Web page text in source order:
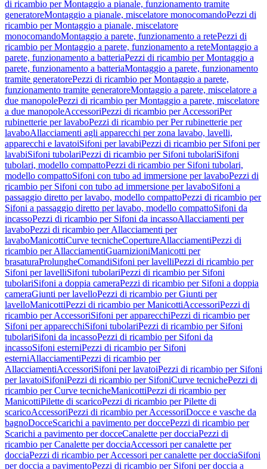
di ricambio per Montaggio a pianale, funzionamento tramite
generatoreMontaggio a pianale, miscelatore monocomandoPezzi di
ricambio per Montaggio a pianale, miscelatore
monocomandoMontaggio a parete, funzionamento a retePezzi di
ricambio per Montaggio a parete, funzionamento a reteMontaggio a
parete, funzionamento a batteriaPezzi di ricambio per Montaggio a
parete, funzionamento a batteriaMontaggio a parete, funzionamento
tramite generatorePezzi di ricambio per Montaggio a parete,
funzionamento tramite generatoreMontaggio a parete, miscelatore a
due manopolePezzi di ricambio per Montaggio a parete, miscelatore
a due manopoleAccessoriPezzi di ricambio per AccessoriPer
rubinetterie per lavaboPezzi di ricambio per Per rubinetterie per
lavaboAllacciamenti agli apparecchi per zona lavabo, lavelli,
apparecchi e lavatoiSifoni per lavabiPezzi di ricambio per Sifoni per
lavabiSifoni tubolariPezzi di ricambio per Sifoni tubolariSifoni
tubolari, modello compattoPezzi di ricambio per Sifoni tubolari,
modello compattoSifoni con tubo ad immersione per lavaboPezzi di
ricambio per Sifoni con tubo ad immersione per lavaboSifoni a
passaggio diretto per lavabo, modello compattoPezzi di ricambio per
Sifoni a passaggio diretto per lavabo, modello compattoSifoni da
incassoPezzi di ricambio per Sifoni da incassoAllacciamenti per
lavaboPezzi di ricambio per Allacciamenti per
lavaboManicottiCurve tecnicheCopertureAllacciamentiPezzi di
ricambio per AllacciamentiGuarnizioniManicotti per
brasaturaProlungheComandiSifoni per lavelliPezzi di ricambio per
Sifoni per lavelliSifoni tubolariPezzi di ricambio per Sifoni
tubolariSifoni a doppia cameraPezzi di ricambio per Sifoni a doppia
cameraGiunti per lavelloPezzi di ricambio per Giunti per
lavelloManicottiPezzi di ricambio per ManicottiAccessoriPezzi di
ricambio per AccessoriSifoni per apparecchiPezzi di ricambio per
Sifoni per apparecchiSifoni tubolariPezzi di ricambio per Sifoni
tubolariSifoni da incassoPezzi di ricambio per Sifoni da
incassoSifoni esterniPezzi di ricambio per Sifoni
esterniAllacciamentiPezzi di ricambio per
AllacciamentiAccessoriSifoni per lavatoiPezzi di ricambio per Sifoni
per lavatoiSifoniPezzi di ricambio per SifoniCurve tecnichePezzi di
ricambio per Curve tecnicheManicottiPezzi di ricambio per
ManicottiPilette di scaricoPezzi di ricambio per Pilette di
scaricoAccessoriPezzi di ricambio per AccessoriDocce e vasche da
bagnoDocceScarichi a pavimento per doccePezzi di ricambio per
Scarichi a pavimento per docceCanalette per docciaPezzi di
ricambio per Canalette per docciaAccessori per canalette per
docciaPezzi di ricambio per Accessori per canalette per docciaSifoni
per doccia a pavimentoPezzi di ricambio per Sifoni per doccia a